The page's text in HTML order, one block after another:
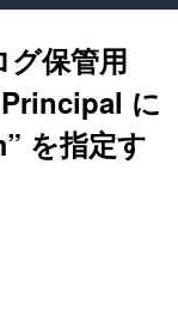
保管用
に
を指定す